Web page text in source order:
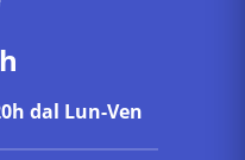
dal Lun-Ven